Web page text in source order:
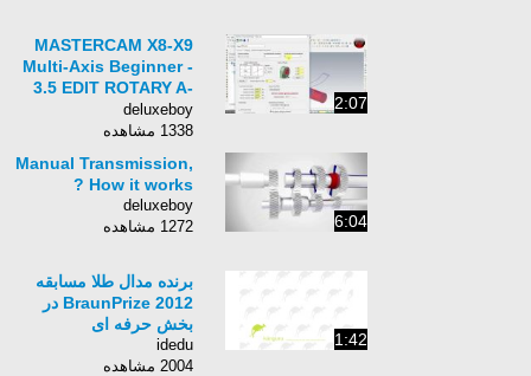
2:07
MASTERCAM X8-X9
Multi-Axis Beginner -
3.5 EDIT ROTARY A-
AXIS ROTATION -
vtpros.net
deluxeboy
1338 مشاهده
6:04
Manual Transmission,
How it works ?
deluxeboy
1272 مشاهده
1:42
برنده مدال طلا مسابقه
BraunPrize 2012 در
بخش حرفه ای
idedu
2004 مشاهده